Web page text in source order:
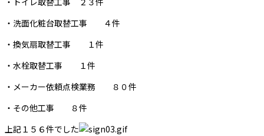
・洗面化粧台取替工事 ４件
・換気扇取替工事 １件
・水栓取替工事 １件
・メーカー依頼点検業務 ８０件
・その他工事 ８件
上記１５６件でした